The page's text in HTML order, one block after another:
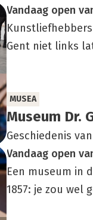
Vandaag open
Gent niet links
Muse­um Dr.
Geschiedenis
MUSEA
Vandaag open
Een museum in
1857: je zou wel